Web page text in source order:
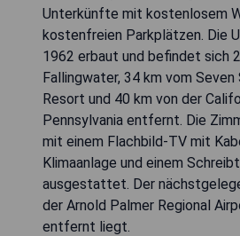
Unterkünfte mit kostenlosem
kostenfreien Parkplätzen. Die
1962 erbaut und befindet sich
Fallingwater, 34 km vom Seven
Resort und 40 km von der
Pennsylvania entfernt. Die
mit einem Flachbild-TV mit
Klimaanlage und einem
ausgestattet. Der
der Arnold Palmer Regional
entfernt liegt.